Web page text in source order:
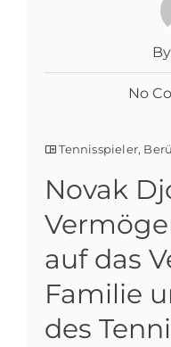
No
Tennisspieler,
Novak
auf das
Familie
des